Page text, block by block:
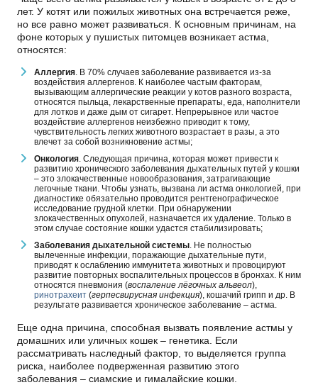
лет. У котят или пожилых животных она встречается реже,
но все равно может развиваться. К основным причинам, на
фоне которых у пушистых питомцев возникает астма,
относятся:
Аллергия . В 70% случаев заболевание развивается из-за
воздействия аллергенов. К наиболее частым факторам,
вызывающим аллергические реакции у котов разного возраста,
относятся пыльца, лекарственные препараты, еда, наполнители
для лотков и даже дым от сигарет. Непрерывное или частое
воздействие аллергенов неизбежно приводит к тому,
чувствительность легких животного возрастает в разы, а это
влечет за собой возникновение астмы;
Онкология . Следующая причина, которая может привести к
развитию хронического заболевания дыхательных путей у кошки
– это злокачественные новообразования, затрагивающие
легочные ткани. Чтобы узнать, вызвана ли астма онкологией, при
диагностике обязательно проводится рентгенографическое
исследование грудной клетки. При обнаружении
злокачественных опухолей, назначается их удаление. Только в
этом случае состояние кошки удастся стабилизировать;
Заболевания дыхательной системы . Не полностью
вылеченные инфекции, поражающие дыхательные пути,
приводят к ослаблению иммунитета животных и провоцируют
развитие повторных воспалительных процессов в бронхах. К ним
относятся пневмония (воспаление лёгочных альвеол),
ринотрахеит (герпесвирусная инфекция), кошачий грипп и др. В
результате развивается хроническое заболевание – астма.
Еще одна причина, способная вызвать появление астмы у
домашних или уличных кошек – генетика. Если
рассматривать наследный фактор, то выделяется группа
риска, наиболее подверженная развитию этого
заболевания – сиамские и гималайские кошки.